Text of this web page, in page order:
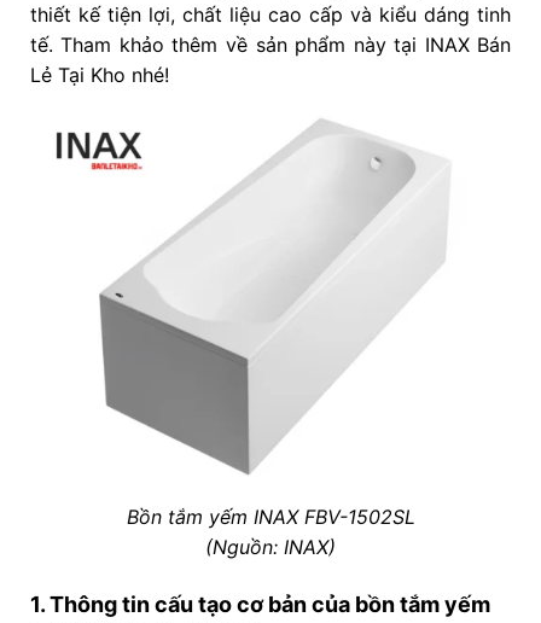
thiết kế tiện lợi, chất liệu cao cấp và kiểu dáng tinh
tế. Tham khảo thêm về sản phẩm này tại INAX Bán
Lẻ Tại Kho nhé!
Bồn tắm yếm INAX FBV-1502SL
(Nguồn: INAX)
1. Thông tin cấu tạo cơ bản của bồn tắm yếm